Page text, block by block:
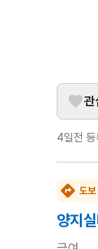
관
4일전 등
도
양지